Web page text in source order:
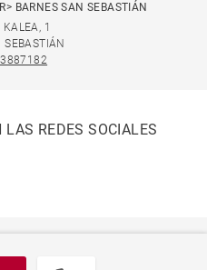
BARNES SAN SEBASTIÁN
1
LAS REDES SOCIALES